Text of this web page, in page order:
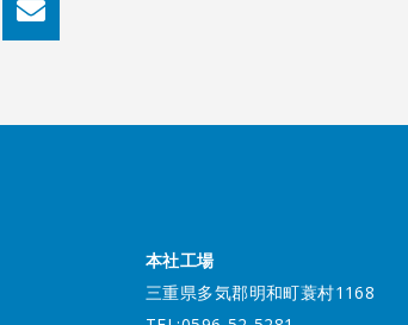
本社工場
三重県多気郡明和町蓑村1168